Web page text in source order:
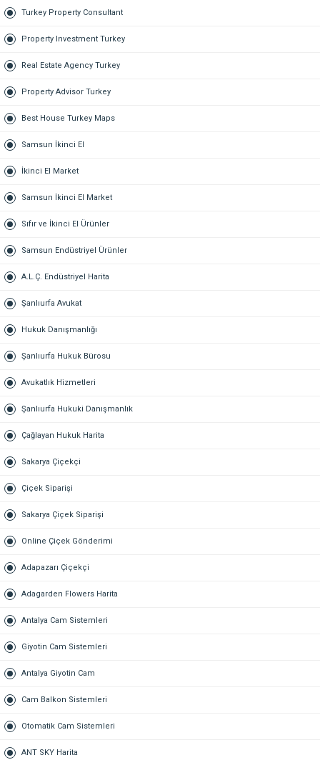
Turkey Property Consultant
Property Investment Turkey
Real Estate Agency Turkey
Property Advisor Turkey
Best House Turkey Maps
Samsun İkinci El
İkinci El Market
Samsun İkinci El Market
Sıfır ve İkinci El Ürünler
Samsun Endüstriyel Ürünler
A.L.Ç. Endüstriyel Harita
Şanlıurfa Avukat
Hukuk Danışmanlığı
Şanlıurfa Hukuk Bürosu
Avukatlık Hizmetleri
Şanlıurfa Hukuki Danışmanlık
Çağlayan Hukuk Harita
Sakarya Çiçekçi
Çiçek Siparişi
Sakarya Çiçek Siparişi
Online Çiçek Gönderimi
Adapazarı Çiçekçi
Adagarden Flowers Harita
Antalya Cam Sistemleri
Giyotin Cam Sistemleri
Antalya Giyotin Cam
Cam Balkon Sistemleri
Otomatik Cam Sistemleri
ANT SKY Harita